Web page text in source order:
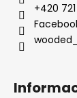
+420